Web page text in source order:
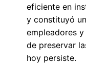
eficiente en
y constituyó
empleadores
de preservar
hoy persiste.